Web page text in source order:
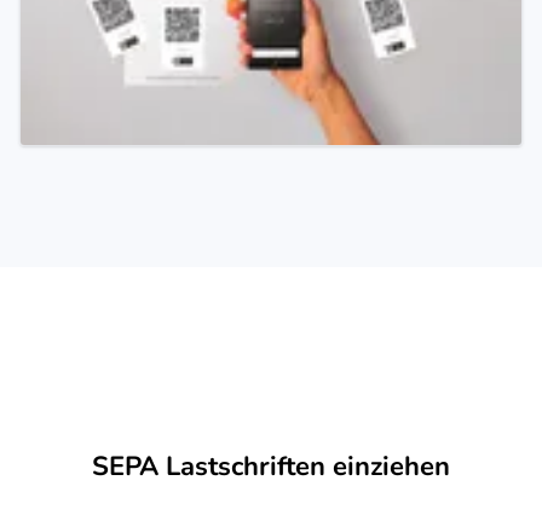
SEPA Lastschriften einziehen